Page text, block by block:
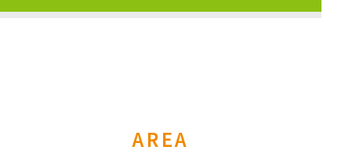
AREA